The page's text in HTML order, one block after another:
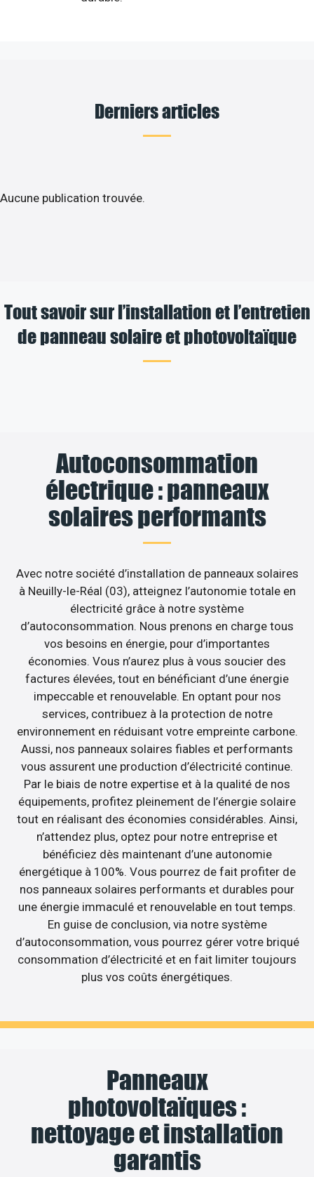
Derniers articles
Aucune publication trouvée.
Tout savoir sur l’installation et l’entretien
de panneau solaire et photovoltaïque
Autoconsommation
électrique : panneaux
solaires performants
Avec notre société d’installation de panneaux solaires
à Neuilly-le-Réal (03), atteignez l’autonomie totale en
électricité grâce à notre système
d’autoconsommation. Nous prenons en charge tous
vos besoins en énergie, pour d’importantes
économies. Vous n’aurez plus à vous soucier des
factures élevées, tout en bénéficiant d’une énergie
impeccable et renouvelable. En optant pour nos
services, contribuez à la protection de notre
environnement en réduisant votre empreinte carbone.
Aussi, nos panneaux solaires fiables et performants
vous assurent une production d’électricité continue.
Par le biais de notre expertise et à la qualité de nos
équipements, profitez pleinement de l’énergie solaire
tout en réalisant des économies considérables. Ainsi,
n’attendez plus, optez pour notre entreprise et
bénéficiez dès maintenant d’une autonomie
énergétique à 100%. Vous pourrez de fait profiter de
nos panneaux solaires performants et durables pour
une énergie immaculé et renouvelable en tout temps.
En guise de conclusion, via notre système
d’autoconsommation, vous pourrez gérer votre briqué
consommation d’électricité et en fait limiter toujours
plus vos coûts énergétiques.
Panneaux
photovoltaïques :
nettoyage et installation
garantis